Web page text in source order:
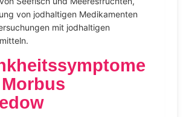
von jodhaltigen Medikamenten
mit jodhaltigen